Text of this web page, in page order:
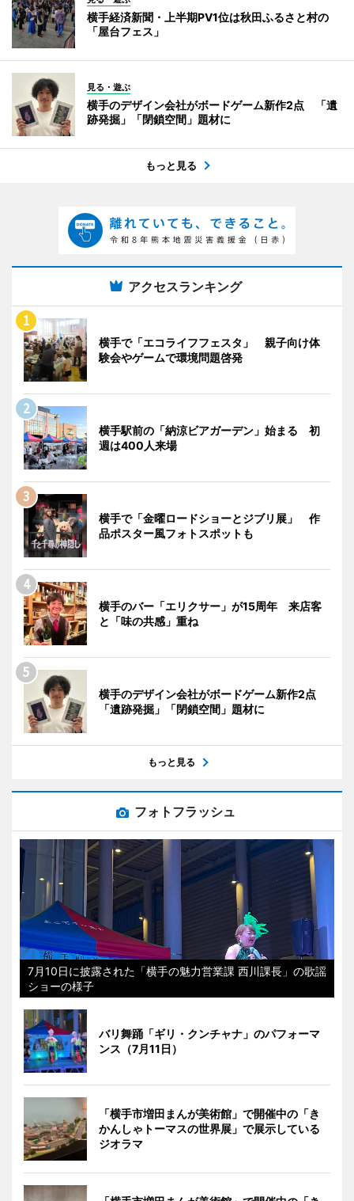
横手経済新聞・上半期PV1位は秋田ふるさと村の
「屋台フェス」
見る・遊ぶ
横手のデザイン会社がボードゲーム新作2点 「遺
跡発掘」「閉鎖空間」題材に
もっと見る
アクセスランキング
横手で「エコライフフェスタ」 親子向け体
験会やゲームで環境問題啓発
横手駅前の「納涼ビアガーデン」始まる 初
週は400人来場
横手で「金曜ロードショーとジブリ展」 作
品ポスター風フォトスポットも
横手のバー「エリクサー」が15周年 来店客
と「味の共感」重ね
横手のデザイン会社がボードゲーム新作2点
「遺跡発掘」「閉鎖空間」題材に
もっと見る
フォトフラッシュ
7月10日に披露された「横手の魅力営業課 西川課長」の歌謡
ショーの様子
バリ舞踊「ギリ・クンチャナ」のパフォーマ
ンス（7月11日）
「横手市増田まんが美術館」で開催中の「き
かんしゃトーマスの世界展」で展示している
ジオラマ